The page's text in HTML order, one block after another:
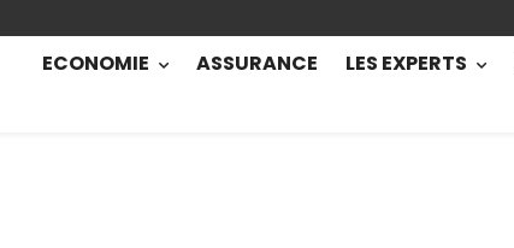
ECONOMIE ASSURANCE LES EXPERTS